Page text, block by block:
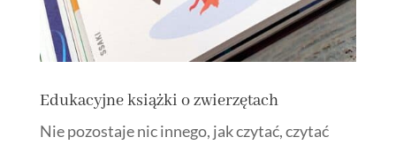
Edukacyjne książki o zwierzętach
Nie pozostaje nic innego, jak czytać, czytać